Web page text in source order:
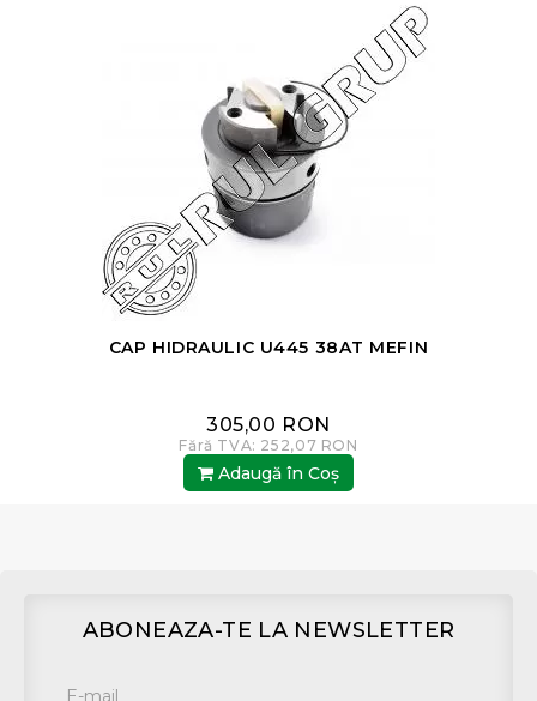
CAP HIDRAULIC U445 38AT MEFIN
305,00 RON
Fără TVA: 252,07 RON
Adaugă în Coş
ABONEAZA-TE LA NEWSLETTER